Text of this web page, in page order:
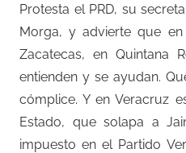
Protesta el PRD, su
Morga, y advierte que en
Zacatecas, en Quintana
entienden y se ayudan.
cómplice. Y en Veracruz
Estado, que solapa a
impuesto en el Partido